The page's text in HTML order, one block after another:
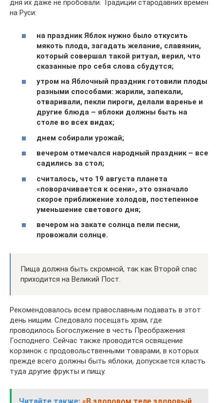
дня их даже не пробовали. Традиции стародавних времен
на Руси:
на праздник Яблок нужно было откусить
мякоть плода, загадать желание, славянин,
который совершал такой ритуал, верил, что
сказанные про себя слова сбудутся;
утром на Яблочный праздник готовили плоды
разными способами: жарили, запекали,
отваривали, пекли пироги, делали варенье и
другие блюда – яблоки должны быть на
столе во всех видах;
днем собирали урожай;
вечером отмечался народный праздник – все
садились за стол;
считалось, что 19 августа планета
«поворачивается к осени», это означало
скорое приближение холодов, постепенное
уменьшение светового дня;
вечером на закате солнца пели песни,
провожали солнце.
Пища должна быть скромной, так как Второй спас
приходится на Великий Пост.
Рекомендовалось всем православным подавать в этот
день нищим. Следовало посещать храм, где
проводилось Богослужение в честь Преображения
Господнего. Сейчас также проводится освящение
корзинок с продовольственными товарами, в которых
прежде всего должны быть яблоки, допускается класть
туда другие фрукты и пищу.